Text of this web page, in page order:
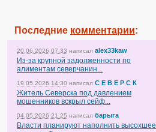
Последние комментарии:
20.06.2026 07:33 написал alex33kaw
Из-за крупной задолженности по
алиментам северчанин...
19.05.2026 14:30 написал С Е В Е Р С К
Житель Северска под давлением
мошенников вскрыл сейф...
04.05.2026 21:25 написал барыга
Власти планируют наполнить высохшее